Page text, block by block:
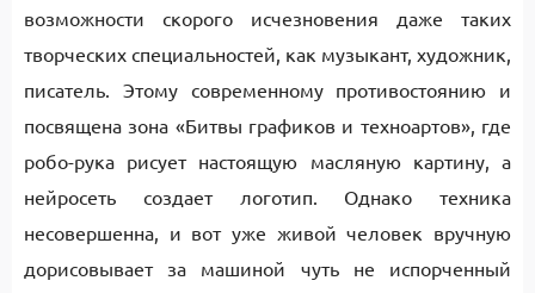
возможности скорого исчезновения даже таких
творческих специальностей, как музыкант, художник,
писатель. Этому современному противостоянию и
посвящена зона «Битвы графиков и техноартов», где
робо-рука рисует настоящую масляную картину, а
нейросеть создает логотип. Однако техника
несовершенна, и вот уже живой человек вручную
дорисовывает за машиной чуть не испорченный